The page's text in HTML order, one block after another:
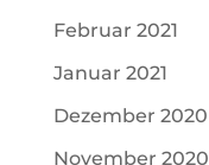
Februar 2021
Januar 2021
Dezember 2020
November 2020